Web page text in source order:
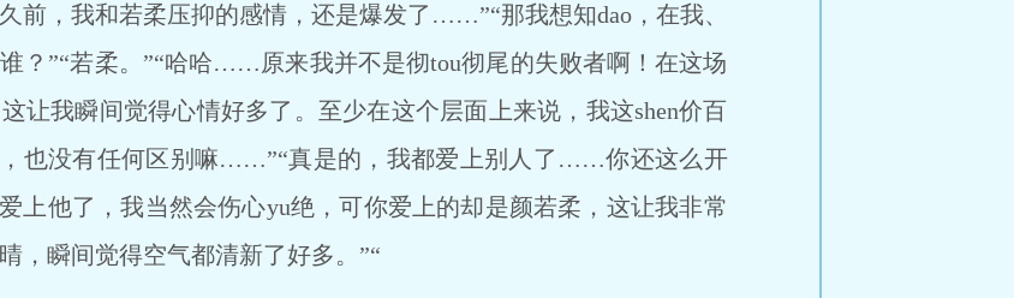
前，我和若柔压抑的感情，还是爆发了……”“那我想知dao，在我、
？”“若柔。”“哈哈……原来我并不是彻tou彻尾的失败者啊！在这场
让我瞬间觉得心情好多了。至少在这个层面上来说，我这shen价百
，也没有任何区别嘛……”“真是的，我都爱上别人了……你还这么开
上他了，我当然会伤心yu绝，可你爱上的却是颜若柔，这让我非常
瞬间觉得空气都清新了好多。”“